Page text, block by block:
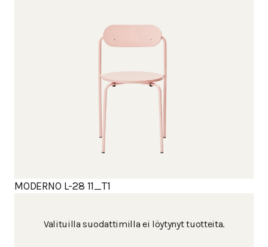
MODERNO L-28 11_T1
Valituilla suodattimilla ei löytynyt tuotteita.